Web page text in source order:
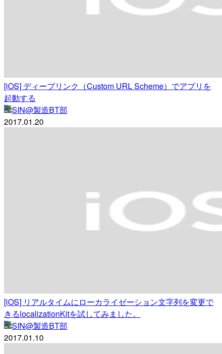
[iOS] ディープリンク（Custom URL Scheme）でアプリを
起動する
SIN@製造BT部
2017.01.20
[iOS] リアルタイムにローカライゼーション文字列を変更で
きるlocalizationKitを試してみました。
SIN@製造BT部
2017.01.10